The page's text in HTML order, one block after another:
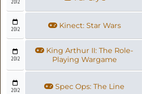
2012
2012 Kinect: Star Wars
2012
King Arthur II: The Role-
Playing Wargame
2012 Spec Ops: The Line